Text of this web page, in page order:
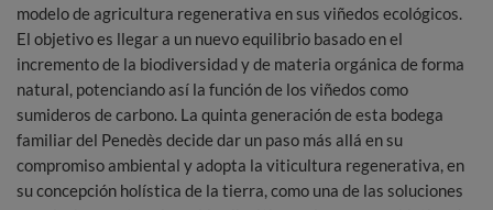
modelo de agricultura regenerativa en sus viñedos ecológicos.
El objetivo es llegar a un nuevo equilibrio basado en el
incremento de la biodiversidad y de materia orgánica de forma
natural, potenciando así la función de los viñedos como
sumideros de carbono. La quinta generación de esta bodega
familiar del Penedès decide dar un paso más allá en su
compromiso ambiental y adopta la viticultura regenerativa, en
su concepción holística de la tierra, como una de las soluciones